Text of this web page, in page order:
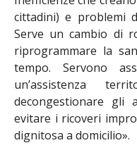
cittadini) e problemi
Serve un cambio di
riprogrammare la
tempo. Servono
un’assistenza
decongestionare gli
evitare i ricoveri
dignitosa a domicilio».